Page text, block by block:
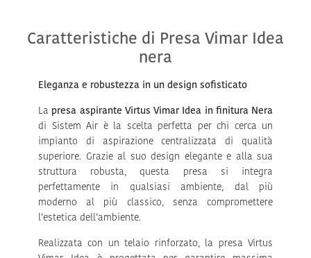
Caratteristiche di Presa Vimar Idea
nera
Eleganza e robustezza in un design sofisticato
La presa aspirante Virtus Vimar Idea in finitura Nera
di Sistem Air è la scelta perfetta per chi cerca un
impianto di aspirazione centralizzata di qualità
superiore. Grazie al suo design elegante e alla sua
struttura robusta, questa presa si integra
perfettamente in qualsiasi ambiente, dal più
moderno al più classico, senza compromettere
l’estetica dell’ambiente.
Realizzata con un telaio rinforzato, la presa Virtus